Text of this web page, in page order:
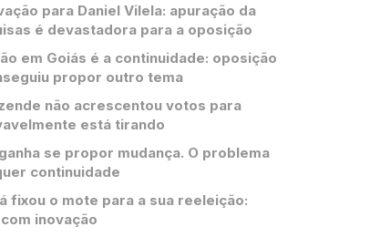
para Daniel Vilela: apuração da
é devastadora para a oposição
em Goiás é a continuidade: oposição
propor outro tema
não acrescentou votos para
está tirando
se propor mudança. O problema
continuidade
fixou o mote para a sua reeleição:
inovação